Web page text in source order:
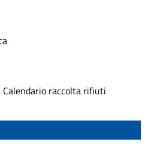
raccolta rifiuti